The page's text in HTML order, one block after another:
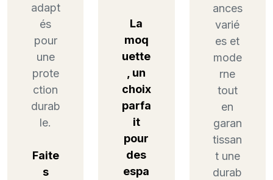
adapt
és
pour
une
prote
ction
durab
le.
Faite
s
La
moq
uette
, un
choix
parfa
it
pour
des
espa
ances
varié
es et
mode
rne
tout
en
garan
tissan
t une
durab